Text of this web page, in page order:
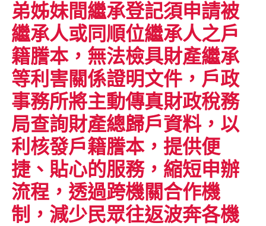
弟姊妹間繼承登記須申請被
繼承人或同順位繼承人之戶
籍謄本，無法檢具財產繼承
等利害關係證明文件，戶政
事務所將主動傳真財政稅務
局查詢財產總歸戶資料，以
利核發戶籍謄本，提供便
捷、貼心的服務，縮短申辦
流程，透過跨機關合作機
制，減少民眾往返波奔各機